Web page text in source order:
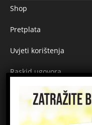
Shop
Pretplata
Uvjeti korištenja
Raskid ugovora
Načini plaćanja
Sigurnost plaćanja